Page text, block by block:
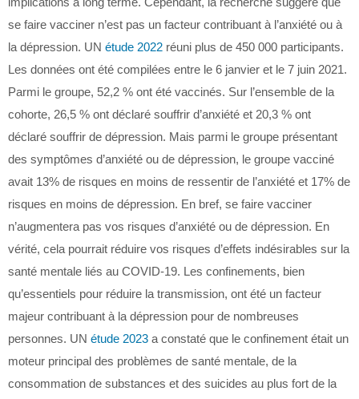
se faire vacciner n’est pas un facteur contribuant à l’anxiété ou à
la dépression. UN étude 2022 réuni plus de 450 000 participants.
Les données ont été compilées entre le 6 janvier et le 7 juin 2021.
Parmi le groupe, 52,2 % ont été vaccinés. Sur l’ensemble de la
cohorte, 26,5 % ont déclaré souffrir d’anxiété et 20,3 % ont
déclaré souffrir de dépression. Mais parmi le groupe présentant
des symptômes d’anxiété ou de dépression, le groupe vacciné
avait 13% de risques en moins de ressentir de l’anxiété et 17% de
risques en moins de dépression. En bref, se faire vacciner
n’augmentera pas vos risques d’anxiété ou de dépression. En
vérité, cela pourrait réduire vos risques d’effets indésirables sur la
santé mentale liés au COVID-19. Les confinements, bien
qu’essentiels pour réduire la transmission, ont été un facteur
majeur contribuant à la dépression pour de nombreuses
personnes. UN étude 2023 a constaté que le confinement était un
moteur principal des problèmes de santé mentale, de la
consommation de substances et des suicides au plus fort de la